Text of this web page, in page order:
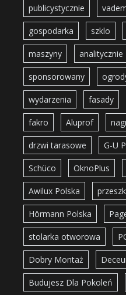
publicystycznie
gospodarka szklo
maszyny analitycznie
sponsorowany
wydarzenia fasady
fakro Aluprof
drzwi tarasowe G-U
Schüco OknoPlus
Awilux Polska
Hörmann Polska
stolarka otworowa
Dobry Montaż
Budujesz Dla Pokoleń